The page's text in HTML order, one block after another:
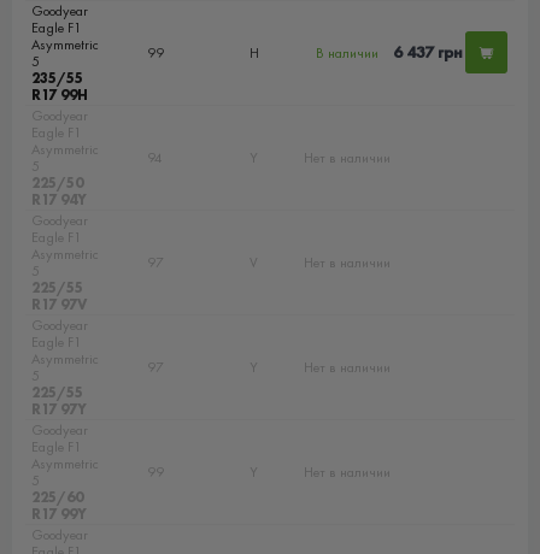
Goodyear
Eagle F1
Asymmetric
5
235/55
R17 99H
99 H В наличии 6 437 грн
Goodyear
Eagle F1
Asymmetric
5
225/50
R17 94Y
94 Y Нет в наличии
Goodyear
Eagle F1
Asymmetric
5
225/55
R17 97V
97 V Нет в наличии
Goodyear
Eagle F1
Asymmetric
5
225/55
R17 97Y
97 Y Нет в наличии
Goodyear
Eagle F1
Asymmetric
5
225/60
R17 99Y
99 Y Нет в наличии
Goodyear